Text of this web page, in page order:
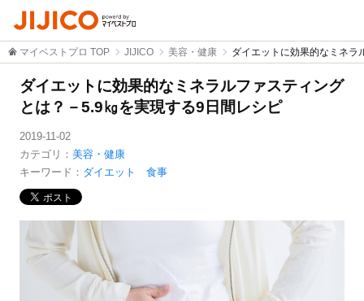
マイベストプロ TOP JIJICO 美容・健康 ダイエットに効果的なミネラ
ダイエットに効果的なミネラルファスティング
とは？－5.9㎏を実現する9日間レシピ
2019-11-02
カテゴリ： 美容・健康
キーワード： ダイエット 食事